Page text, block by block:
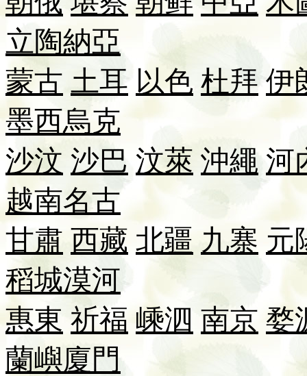
立陶納亞
蒙古 土耳 以色 杜拜 伊
墨西烏克
沙汶 沙巴 汶萊 沖繩 河
越南名古
甘肅 西藏 北疆 九寨 元
稻城漠河
惠東 祈福 嵊泗 南京 婺
蘭嶼廈門